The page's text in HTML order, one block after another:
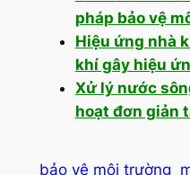
pháp bảo vệ
Hiệu ứng nhà
khí gây hiệu
Xử lý nước
hoạt đơn giản
bảo vệ môi trường